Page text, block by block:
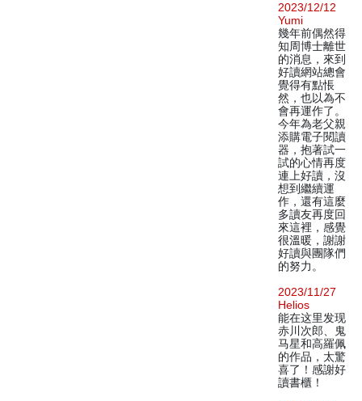
2023/12/12
Yumi
幾年前偶然得
知周博士離世
的消息，來到
好讀網站總會
覺得有點悵
然，也以為不
會再運作了。
今年為老父親
添購電子閱讀
器，抱著試一
試的心情再度
連上好讀，沒
想到繼續運
作，還有這麼
多讀友再度回
來這裡，感覺
很溫暖，謝謝
好讀與團隊們
的努力。
2023/11/27
Helios
能在这里发现
赤川次郎、鬼
马星和高羅佩
的作品，太驚
喜了！感謝好
讀書櫃！